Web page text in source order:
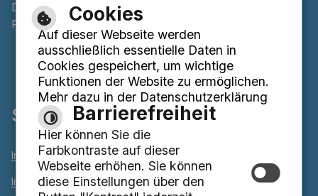
Do
08.00 - 12.00 Uhr & 14.00 - 16.00 Uhr
Fr
09.00 - 12.00 Uhr
Service
Inhaltsverzeichnis
Impressum
Cookies
Auf dieser Webseite werden
ausschließlich essentielle Daten in
Cookies gespeichert, um wichtige
Funktionen der Website zu ermöglichen.
Mehr dazu in der Datenschutzerklärung
Barrierefreiheit
Hier können Sie die
Farbkontraste auf dieser
Webseite erhöhen. Sie können
diese Einstellungen über den